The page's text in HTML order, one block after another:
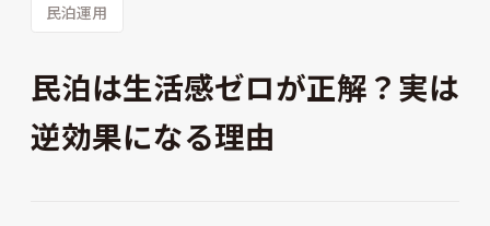
民泊は生活感ゼロが正解？実は
逆効果になる理由
民泊運用